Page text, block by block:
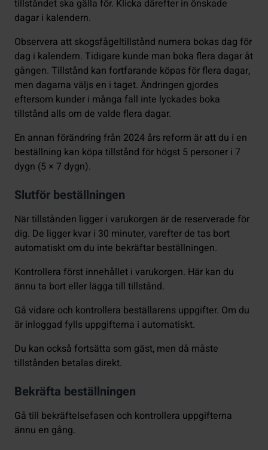
tillståndet ska gälla för. Klicka därefter in önskade
dagar i kalendern.
Observera att skogsfågeltillstånd numera bokas dag för
dag i kalendern. Tidigare kunde man boka flera dagar åt
gången. Tillstånd kan fortfarande köpas för flera dagar,
men dagarna väljs en i taget. Ändringen gjordes
eftersom kunder i många fall inte lyckades boka
tillstånd alls om de valde flera dagar.
En annan förändring från 2024 års reform är att du i en
beställning kan köpa tillstånd för högst 5 personer i 7
dygn (5 × 7 dygn).
Slutför beställningen
När tillstånden ligger i varukorgen är de reserverade för
dig. De ligger kvar i 30 minuter, varefter de tas bort
automatiskt om du inte bekräftar beställningen.
Kontrollera först innehållet i varukorgen. Här kan du
ännu ta bort eller lägga till tillstånd.
Gå vidare och kontrollera beställarens uppgifter. Om du
är inloggad fylls uppgifterna i automatiskt.
Du kan också fortsätta som gäst, men då måste
tillstånden betalas direkt.
Bekräfta beställningen
Gå till bekräftelsefasen och kontrollera uppgifterna
ännu en gång.